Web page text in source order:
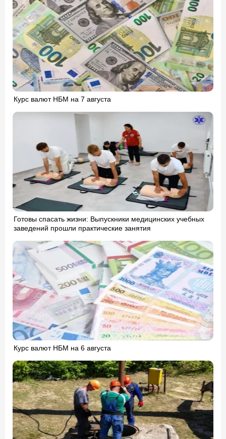
Курс валют НБМ на 7 августа
Готовы спасать жизни: Выпускники медицинских учебных
заведений прошли практические занятия
Курс валют НБМ на 6 августа